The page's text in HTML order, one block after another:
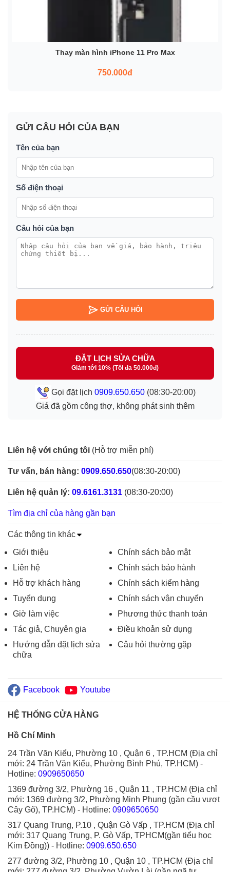
Thay màn hình iPhone 11 Pro Max
750.000đ
GỬI CÂU HỎI CỦA BẠN
Tên của bạn
Số điện thoại
Câu hỏi của bạn
GỬI CÂU HỎI
ĐẶT LỊCH SỬA CHỮA
Giảm tới 10% (Tối đa 50.000đ)
Gọi đặt lịch 0909.650.650(08:30-20:00)
Giá đã gồm công thợ, không phát sinh thêm
Liên hệ với chúng tôi (Hỗ trợ miễn phí)
Tư vấn, bán hàng: 0909.650.650(08:30-20:00)
Liên hệ quản lý: 09.6161.3131 (08:30-20:00)
Tìm địa chỉ của hàng gần bạn
Các thông tin khác
Giới thiệu
Liên hệ
Hỗ trợ khách hàng
Tuyển dụng
Giờ làm việc
Tác giả, Chuyên gia
Hướng dẫn đặt lịch sửa
chữa
Chính sách bảo mật
Chính sách bảo hành
Chính sách kiểm hàng
Chính sách vận chuyển
Phương thức thanh toán
Điều khoản sử dụng
Câu hỏi thường gặp
Facebook Youtube
HỆ THỐNG CỬA HÀNG
Hồ Chí Minh
24 Trần Văn Kiểu, Phường 10 , Quận 6 , TP.HCM (Địa chỉ
mới: 24 Trần Văn Kiểu, Phường Bình Phú, TP.HCM) -
Hotline: 0909650650
1369 đường 3/2, Phường 16 , Quận 11 , TP.HCM (Địa chỉ
mới: 1369 đường 3/2, Phường Minh Phụng (gần cầu vượt
Cây Gõ), TP.HCM) - Hotline: 0909650650
317 Quang Trung, P.10 , Quận Gò Vấp , TP.HCM (Địa chỉ
mới: 317 Quang Trung, P. Gò Vấp, TPHCM(gần tiểu học
Kim Đồng)) - Hotline: 0909.650.650
277 đường 3/2, Phường 10 , Quận 10 , TP.HCM (Địa chỉ